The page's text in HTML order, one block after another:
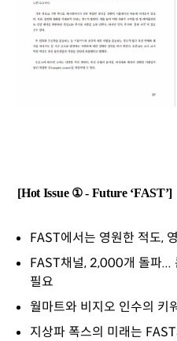
[Hot Issue ① - Future ‘FAST’]
FAST에서는 영원한 적도,
FAST채널, 2,000개 돌파...
필요
월마트와 비지오 인수의 키
지상파 폭스의 미래는